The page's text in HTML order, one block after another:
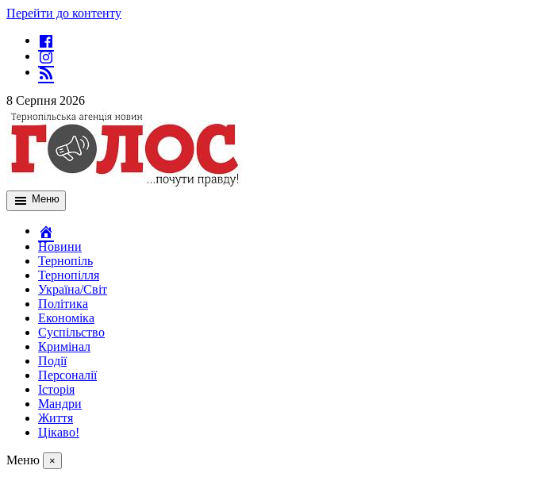
Перейти до контенту
8 Серпня 2026
Меню
Новини
Тернопіль
Тернопілля
Україна/Світ
Політика
Економіка
Суспільство
Кримінал
Події
Персоналії
Історія
Мандри
Життя
Цікаво!
Меню ×